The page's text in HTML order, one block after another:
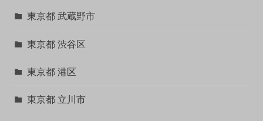
東京都 武蔵野市
東京都 渋谷区
東京都 港区
東京都 立川市